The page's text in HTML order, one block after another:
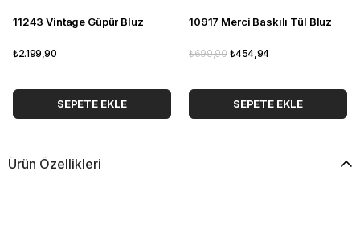
11243 Vintage Güpür Bluz
₺2.199,90
SEPETE EKLE
10917 Merci Baskılı Tül Bluz
₺454,94
₺699,90
SEPETE EKLE
Ürün Özellikleri